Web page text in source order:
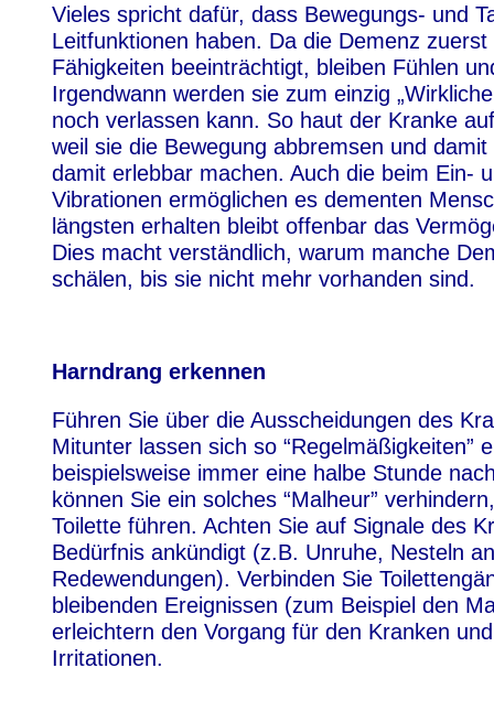
Vieles spricht dafür, dass Bewegungs- und
Leitfunktionen haben. Da die Demenz
Fähigkeiten beeinträchtigt, bleiben Fühlen
Irgendwann werden sie zum einzig
noch verlassen kann. So haut der Kranke
weil sie die Bewegung abbremsen und
damit erlebbar machen. Auch die beim Ein-
Vibrationen ermöglichen es dementen
längsten erhalten bleibt offenbar das
Dies macht verständlich, warum manche
schälen, bis sie nicht mehr vorhanden sind.
Harndrang erkennen
Führen Sie über die Ausscheidungen des
Mitunter lassen sich so “Regelmäßigkeiten”
beispielsweise immer eine halbe Stunde
können Sie ein solches “Malheur”
Toilette führen. Achten Sie auf Signale des
Bedürfnis ankündigt (z.B. Unruhe, Nesteln
Redewendungen). Verbinden Sie
bleibenden Ereignissen (zum Beispiel den
erleichtern den Vorgang für den Kranken
Irritationen.